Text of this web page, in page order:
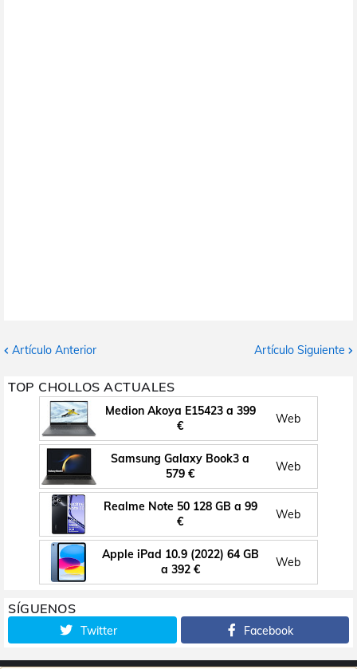
Artículo Anterior Artículo Siguiente
TOP CHOLLOS ACTUALES
Medion Akoya E15423 a 399
€
Web
Samsung Galaxy Book3 a
579 €
Web
Realme Note 50 128 GB a 99
€
Web
Apple iPad 10.9 (2022) 64 GB
a 392 €
Web
SÍGUENOS
Twitter Facebook